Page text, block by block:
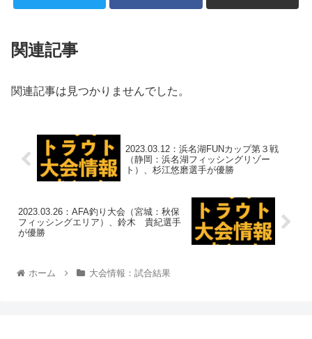
関連記事
関連記事は見つかりませんでした。
2023.03.12：浜名湖FUNカップ第３戦
（静岡：浜名湖フィッシングリゾー
ト）、杉江悠磨選手が優勝
2023.03.26：AFA釣り大会（宮城：秋保
フィッシングエリア）、鈴木 貴紀選手
が優勝
ホーム 大会情報：試合結果